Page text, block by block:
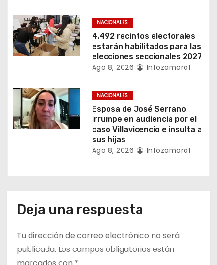
d
a
NACIONALES
4.492 recintos electorales
estarán habilitados para las
elecciones seccionales 2027
Ago 8, 2026 Infozamora1
NACIONALES
Esposa de José Serrano
irrumpe en audiencia por el
caso Villavicencio e insulta a
sus hijas
Ago 8, 2026 Infozamora1
Deja una respuesta
Tu dirección de correo electrónico no será
publicada. Los campos obligatorios están
marcados con *